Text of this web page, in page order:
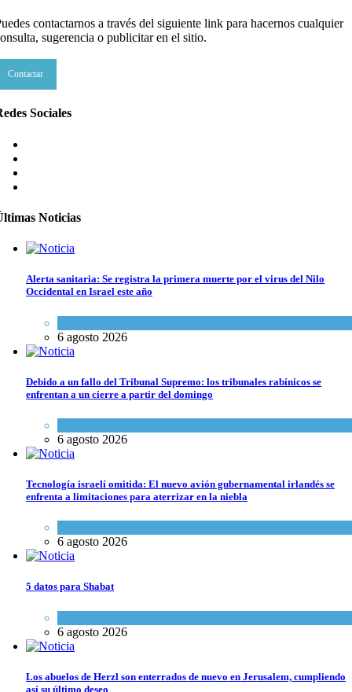
contactarnos a través del siguiente link para hacernos cualquier
sugerencia o publicitar en el sitio.
Contactar
Sociales
Noticias
Alerta sanitaria: Se registra la primera muerte por el virus del Nilo
Occidental en Israel este año
6 agosto 2026
Debido a un fallo del Tribunal Supremo: los tribunales rabínicos se
enfrentan a un cierre a partir del domingo
6 agosto 2026
Tecnología israelí omitida: El nuevo avión gubernamental irlandés se
enfrenta a limitaciones para aterrizar en la niebla
6 agosto 2026
5 datos para Shabat
6 agosto 2026
Los abuelos de Herzl son enterrados de nuevo en Jerusalem, cumpliendo
así su último deseo